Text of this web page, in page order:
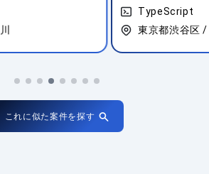
TypeScript
東京都渋谷区
これに似た案件を探す